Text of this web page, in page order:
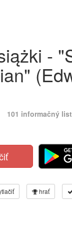
-
101 informačný list
hrať